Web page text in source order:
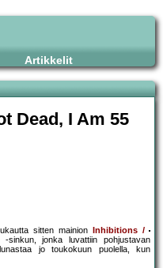
Artikkelit
Dead, I Am 55
sitten mainion
Inhibitions /
-sinkun, jonka luvattiin pohjustavan
jo toukokuun puolella, kun